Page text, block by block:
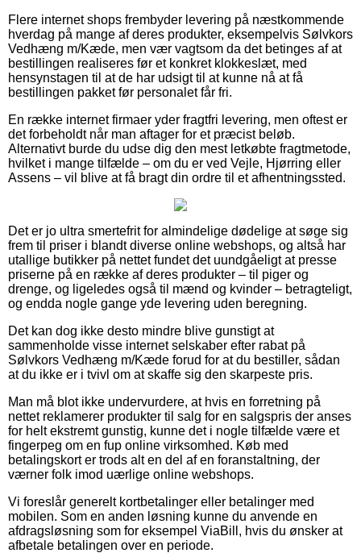
Flere internet shops frembyder levering på næstkommende
hverdag på mange af deres produkter, eksempelvis Sølvkors
Vedhæng m/Kæde, men vær vagtsom da det betinges af at
bestillingen realiseres før et konkret klokkeslæt, med
hensynstagen til at de har udsigt til at kunne nå at få
bestillingen pakket før personalet får fri.
En række internet firmaer yder fragtfri levering, men oftest er
det forbeholdt når man aftager for et præcist beløb.
Alternativt burde du udse dig den mest letkøbte fragtmetode,
hvilket i mange tilfælde – om du er ved Vejle, Hjørring eller
Assens – vil blive at få bragt din ordre til et afhentningssted.
Det er jo ultra smertefrit for almindelige dødelige at søge sig
frem til priser i blandt diverse online webshops, og altså har
utallige butikker på nettet fundet det uundgåeligt at presse
priserne på en række af deres produkter – til piger og
drenge, og ligeledes også til mænd og kvinder – betragteligt,
og endda nogle gange yde levering uden beregning.
Det kan dog ikke desto mindre blive gunstigt at
sammenholde visse internet selskaber efter rabat på
Sølvkors Vedhæng m/Kæde forud for at du bestiller, sådan
at du ikke er i tvivl om at skaffe sig den skarpeste pris.
Man må blot ikke undervurdere, at hvis en forretning på
nettet reklamerer produkter til salg for en salgspris der anses
for helt ekstremt gunstig, kunne det i nogle tilfælde være et
fingerpeg om en fup online virksomhed. Køb med
betalingskort er trods alt en del af en foranstaltning, der
værner folk imod uærlige online webshops.
Vi foreslår generelt kortbetalinger eller betalinger med
mobilen. Som en anden løsning kunne du anvende en
afdragsløsning som for eksempel ViaBill, hvis du ønsker at
afbetale betalingen over en periode.